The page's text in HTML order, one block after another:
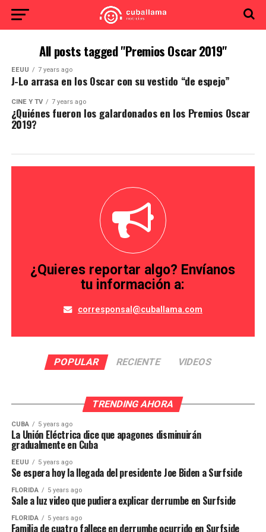
All posts tagged "Premios Oscar 2019"
EEUU 7 years ago
J-Lo arrasa en los Oscar con su vestido “de espejo”
CINE Y TV 7 years ago
¿Quiénes fueron los galardonados en los Premios Oscar
2019?
¿Quieres reportar algo? Envíanos
tu información a:
corresponsal@cuballama.com
POPULAR RECIENTE VIDEOS
TRENDING AHORA
CUBA 5 years ago
La Unión Eléctrica dice que apagones disminuirán
gradualmente en Cuba
EEUU 5 years ago
Se espera hoy la llegada del presidente Joe Biden a Surfside
FLORIDA 5 years ago
Sale a luz video que pudiera explicar derrumbe en Surfside
FLORIDA 5 years ago
Familia de cuatro fallece en derrumbe ocurrido en Surfside